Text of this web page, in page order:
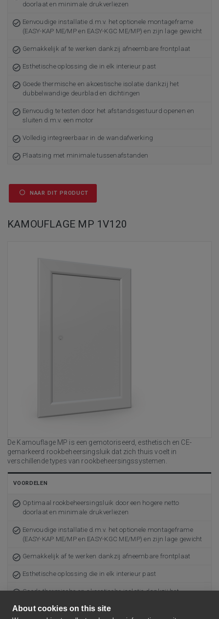
About cookies on this site
doorlaat en minimale drukverliezen
Eenvoudige installatie d.m.v. het optionele montageframe
(EASY-KAP ME/MP en EASY-KGC ME/MP) en zijn lage gewicht
Gemakkelijk af te werken dankzij afneembare frontplaat
Esthetische oplossing die in elk interieur past
Goede thermische en akoestische isolatie dankzij het
dubbelwandige deurblad en dichtingen
Eenvoudig te testen door het afstandsgestuurd openen en
sluiten d.m.v. een motor
Volledig integreerbaar in de wandafwerking
Plaatsing met minimale tussenafstanden
NAAR DIT PRODUCT
KAMOUFLAGE MP 1V120
De Kamouflage MP is een gemotoriseerd, esthetisch en CE-
gemarkeerd rookbeheersingsluik dat zich thuis voelt in
verschillende types van rookbeheersingssystemen.
VOORDELEN
Optimaal rookbeheersingsluik door een hogere netto
doorlaat en minimale drukverliezen
Eenvoudige installatie d.m.v. het optionele montageframe
(EASY-KAP ME/MP en EASY-KGC ME/MP) en zijn lage gewicht
Gemakkelijk af te werken dankzij afneembare frontplaat
Esthetische oplossing die in elk interieur past
Goede thermische en akoestische isolatie dankzij het